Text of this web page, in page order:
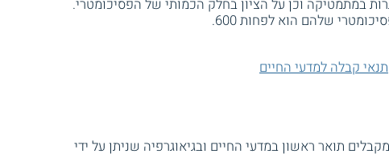
במתמטיקה וכן על הציון בחלק הכמותי של הפסיכומטרי.
שלהם הוא לפחות 600.
תנאי קבלה למדעי החיים
תואר ראשון במדעי החיים ובגיאוגרפיה שניתן על ידי